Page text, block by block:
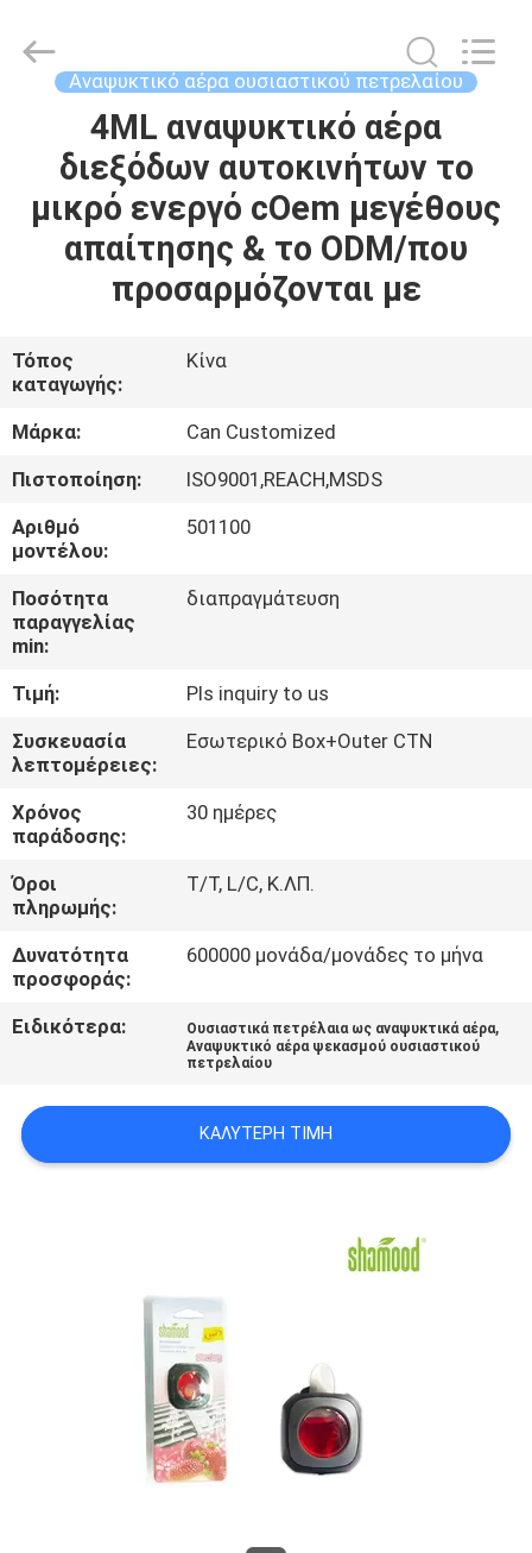
ΠΡΟΪΌΝΤΑ
ΠΕΡΊΠΟΥ
ΓΎΡΟΣ
ΕΡΓΟΣΤΑΣΊΩΝ
ΠΟΙΟΤΙΚΌΣ
ΈΛΕΓΧΟΣ
ΜΑΣ
ΣΕ
ΕΠΑΦΉ
ΕΙΔΉΣΕΙΣ
ΖΗΤΉΣΤΕ
ΈΝΑ
ΑΠΌΣΠΑΣΜΑ
SITEMAP
PRIVACY
Products
Αναψυκτικό αέρα ουσιαστικού πετρελαίου
4ML αναψυκτικό αέρα
διεξόδων αυτοκινήτων το
μικρό ενεργό cOem μεγέθους
απαίτησης & το ODM/που
προσαρμόζονται με
Τόπος
καταγωγής:
Κίνα
Μάρκα:
Can Customized
Πιστοποίηση:
ISO9001,REACH,MSDS
Αριθμό
μοντέλου:
501100
Ποσότητα
παραγγελίας
min:
διαπραγμάτευση
Τιμή:
Pls inquiry to us
Συσκευασία
λεπτομέρειες:
Εσωτερικό Box+Outer CTN
Χρόνος
παράδοσης:
30 ημέρες
Όροι
πληρωμής:
T/T, L/C, Κ.ΛΠ.
Δυνατότητα
προσφοράς:
600000 μονάδα/μονάδες το μήνα
Ειδικότερα: Ουσιαστικά πετρέλαια ως αναψυκτικά αέρα,
Αναψυκτικό αέρα ψεκασμού ουσιαστικού
πετρελαίου
ΚΑΛΎΤΕΡΗ ΤΙΜΉ